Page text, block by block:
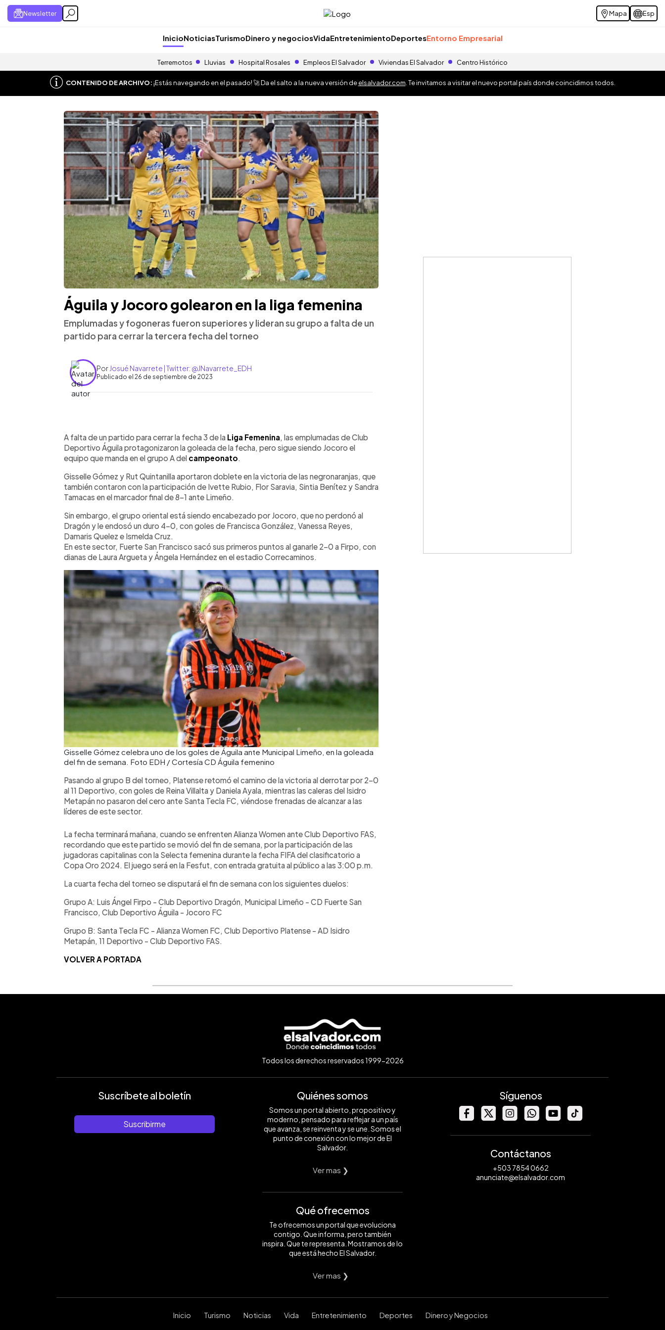
Newsletter Mapa Esp
InicioNoticiasTurismoDinero y negociosVidaEntretenimientoDeportesEntorno Empresarial
Terremotos Lluvias Hospital Rosales Empleos El Salvador Viviendas El Salvador Centro Histórico
CONTENIDO DE ARCHIVO:¡Estás navegando en el pasado! 🚀 Da el salto a la nueva versión deelsalvador.com . Te invitamos a visitar el nuevo portal país donde coincidimos todos.
Águila y Jocoro golearon en la liga femenina
Emplumadas y fogoneras fueron superiores y lideran su grupo a falta de un
partido para cerrar la tercera fecha del torneo
Por Josué Navarrete | Twitter: @JNavarrete_EDH
Publicado el 26 de septiembre de 2023
Escuchar artículo
A falta de un partido para cerrar la fecha 3 de la Liga Femenina, las emplumadas de Club
Deportivo Águila protagonizaron la goleada de la fecha, pero sigue siendo Jocoro el
equipo que manda en el grupo A del campeonato.
Gisselle Gómez y Rut Quintanilla aportaron doblete en la victoria de las negronaranjas, que
también contaron con la participación de Ivette Rubio, Flor Saravia, Sintia Benítez y Sandra
Tamacas en el marcador final de 8-1 ante Limeño.
Sin embargo, el grupo oriental está siendo encabezado por Jocoro, que no perdonó al
Dragón y le endosó un duro 4-0, con goles de Francisca González, Vanessa Reyes,
Damaris Quelez e Ismelda Cruz.
En este sector, Fuerte San Francisco sacó sus primeros puntos al ganarle 2-0 a Firpo, con
dianas de Laura Argueta y Ángela Hernández en el estadio Correcaminos.
Gisselle Gómez celebra uno de los goles de Águila ante Municipal Limeño, en la goleada
del fin de semana. Foto EDH / Cortesía CD Águila femenino
Pasando al grupo B del torneo, Platense retomó el camino de la victoria al derrotar por 2-0
al 11 Deportivo, con goles de Reina Villalta y Daniela Ayala, mientras las caleras del Isidro
Metapán no pasaron del cero ante Santa Tecla FC, viéndose frenadas de alcanzar a las
líderes de este sector.
La fecha terminará mañana, cuando se enfrenten Alianza Women ante Club Deportivo FAS,
recordando que este partido se movió del fin de semana, por la participación de las
jugadoras capitalinas con la Selecta femenina durante la fecha FIFA del clasificatorio a
Copa Oro 2024. El juego será en la Fesfut, con entrada gratuita al público a las 3:00 p.m.
La cuarta fecha del torneo se disputará el fin de semana con los siguientes duelos:
Grupo A: Luis Ángel Firpo - Club Deportivo Dragón, Municipal Limeño - CD Fuerte San
Francisco, Club Deportivo Águila - Jocoro FC
Grupo B: Santa Tecla FC - Alianza Women FC, Club Deportivo Platense - AD Isidro
Metapán, 11 Deportivo - Club Deportivo FAS.
VOLVER A PORTADA
Todos los derechos reservados 1999-2026
Suscríbete al boletín
Suscribirme
Quiénes somos
Somos un portal abierto, propositivo y
moderno, pensado para reflejar a un país
que avanza, se reinventa y se une. Somos el
punto de conexión con lo mejor de El
Salvador.
Ver mas ❯
Qué ofrecemos
Te ofrecemos un portal que evoluciona
contigo. Que informa, pero también
inspira. Que te representa. Mostramos de lo
que está hecho El Salvador.
Ver mas ❯
Síguenos
Contáctanos
+503 7854 0662
anunciate@elsalvador.com
Inicio Turismo Noticias Vida Entretenimiento Deportes Dinero y Negocios